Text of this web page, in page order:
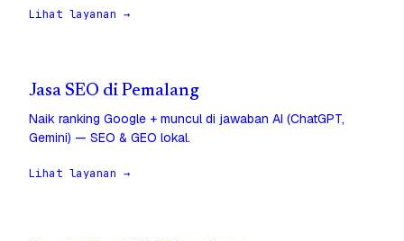
Lihat layanan →
Jasa SEO di Pemalang
Naik ranking Google + muncul di jawaban AI (ChatGPT,
Gemini) — SEO & GEO lokal.
Lihat layanan →